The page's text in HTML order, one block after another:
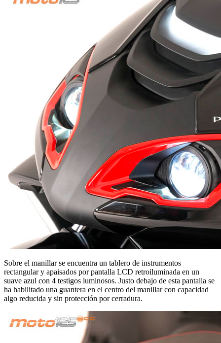
Sobre el manillar se encuentra un tablero de instrumentos
rectangular y apaisados por pantalla LCD retroiluminada en un
suave azul con 4 testigos luminosos. Justo debajo de esta pantalla se
ha habilitado una guantera en el centro del manillar con capacidad
algo reducida y sin protección por cerradura.